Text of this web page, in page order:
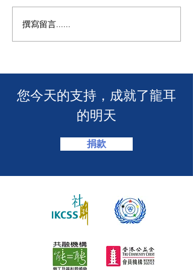
香港警務處 | 網上申請992
緊急短訊求助服務
撰寫留言......
​您今天的支持，成就了龍耳
的明天
捐款